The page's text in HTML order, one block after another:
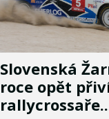
Slovenská
roce opět